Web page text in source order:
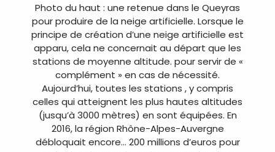
Photo du haut : une retenue dans le Queyras
pour produire de la neige artificielle. Lorsque le
principe de création d’une neige artificielle est
apparu, cela ne concernait au départ que les
stations de moyenne altitude. pour servir de «
complément » en cas de nécessité.
Aujourd’hui, toutes les stations , y compris
celles qui atteignent les plus hautes altitudes
(jusqu’à 3000 mètres) en sont équipées. En
2016, la région Rhône-Alpes-Auvergne
débloquait encore… 200 millions d’euros pour